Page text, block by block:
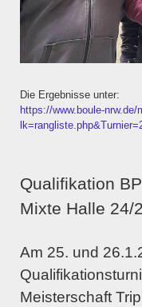
Die Ergebnisse unter:
https://www.boule-
Qualifikation
Mixte Halle 24/
Am 25. und
Meisterschaft